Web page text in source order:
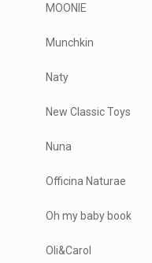
MOONIE
Munchkin
Naty
New Classic Toys
Nuna
Officina Naturae
Oh my baby book
Oli&Carol